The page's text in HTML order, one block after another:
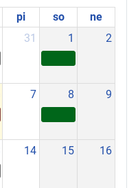
pi so
ne
31 1 2
7 8 9
14 15 16